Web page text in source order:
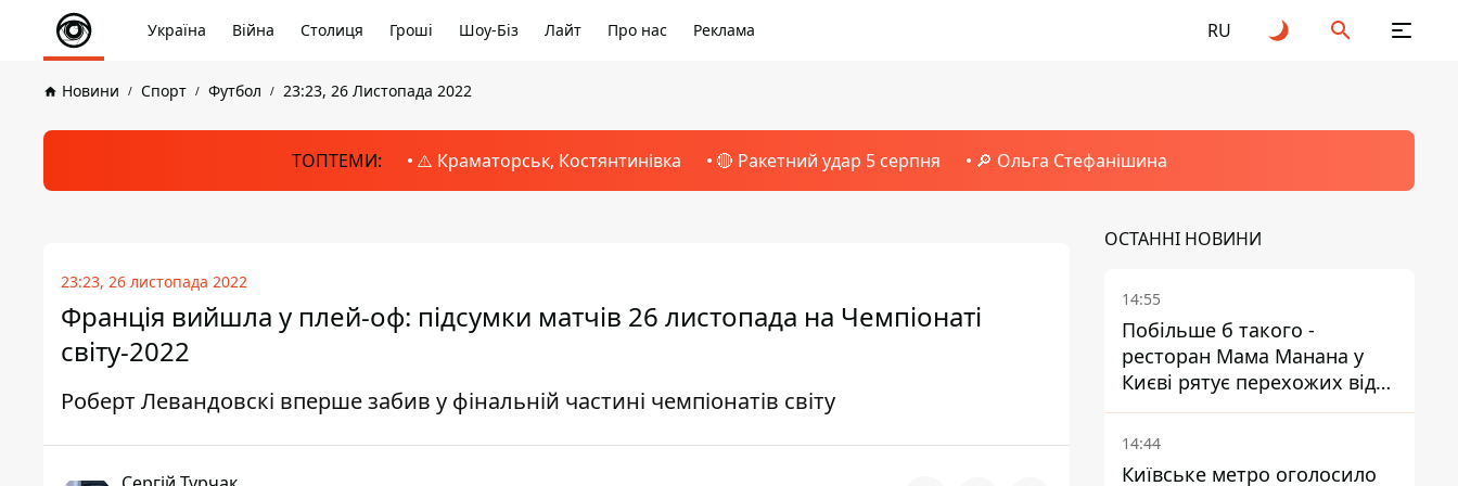
Україна Війна Столиця Гроші Шоу-Біз Лайт Про нас Реклама RU
Новини Спорт Футбол 23:23, 26 Листопада 2022
ТОПТЕМИ: ⚠️ Краматорськ, Костянтинівка 🔴 Ракетний удар 5 серпня 🔎 Ольга Стефанішина
23:23, 26 листопада 2022
Франція вийшла у плей-оф: підсумки матчів 26 листопада на Чемпіонаті
світу-2022
Роберт Левандовскі вперше забив у фінальній частині чемпіонатів світу
ОСТАННІ НОВИНИ
14:55
Побільше б такого -
ресторан Мама Манана у
Києві рятує перехожих від
спеки
14:44
Київське метро оголосило